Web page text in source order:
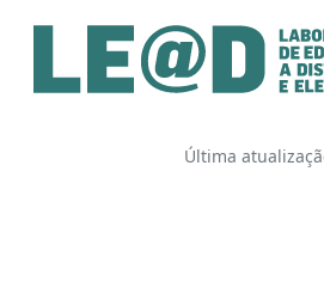
Ir para o conteúdo principal
Informações de acessibilidade
Mapa do site
Última